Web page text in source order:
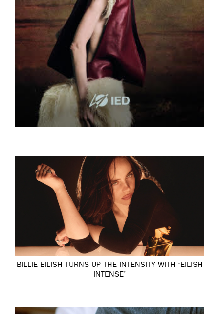
BILLIE EILISH TURNS UP THE INTENSITY WITH ‘EILISH
INTENSE’